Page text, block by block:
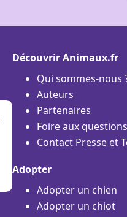
Découvrir Animaux.fr
Qui sommes-nous
Auteurs
Partenaires
Foire aux questions
Contact Presse et
Adopter
Adopter un chien
Adopter un chiot